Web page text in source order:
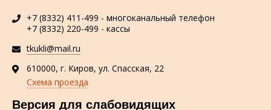
+7 (8332) 411-499 - многоканальный телефон
+7 (8332) 220-499 - кассы
tkukli@mail.ru
610000, г. Киров, ул. Спасская, 22
Схема проезда
Версия для слабовидящих